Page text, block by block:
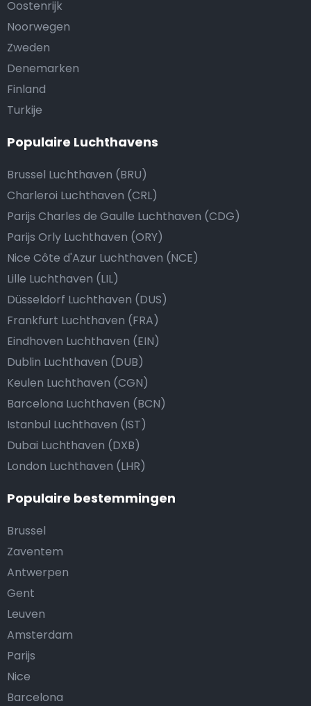
Oostenrijk
Noorwegen
Zweden
Denemarken
Finland
Turkije
Populaire Luchthavens
Brussel Luchthaven (BRU)
Charleroi Luchthaven (CRL)
Parijs Charles de Gaulle Luchthaven (CDG)
Parijs Orly Luchthaven (ORY)
Nice Côte d'Azur Luchthaven (NCE)
Lille Luchthaven (LIL)
Düsseldorf Luchthaven (DUS)
Frankfurt Luchthaven (FRA)
Eindhoven Luchthaven (EIN)
Dublin Luchthaven (DUB)
Keulen Luchthaven (CGN)
Barcelona Luchthaven (BCN)
Istanbul Luchthaven (IST)
Dubai Luchthaven (DXB)
London Luchthaven (LHR)
Populaire bestemmingen
Brussel
Zaventem
Antwerpen
Gent
Leuven
Amsterdam
Parijs
Nice
Barcelona